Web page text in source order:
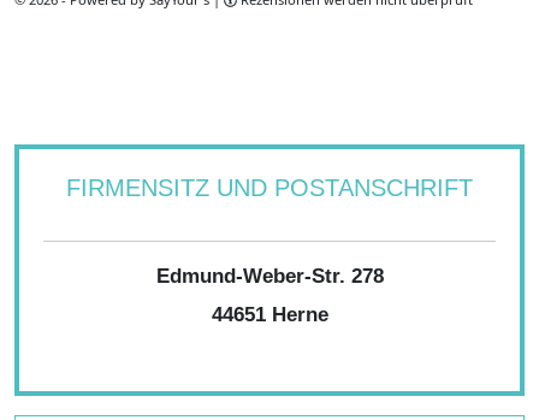
FIRMENSITZ UND POSTANSCHRIFT
Edmund-Weber-Str. 278
44651 Herne